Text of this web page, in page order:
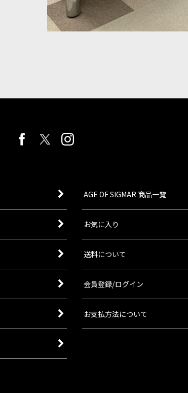
ウラク・タールは、計り知れぬほどの長き時を生き、
テリー デスシュリーカー・ロケットバッテリーが弾
AGE OF SIGMAR 商品一覧
お気に入り
送料について
会員登録/ログイン
お支払方法について